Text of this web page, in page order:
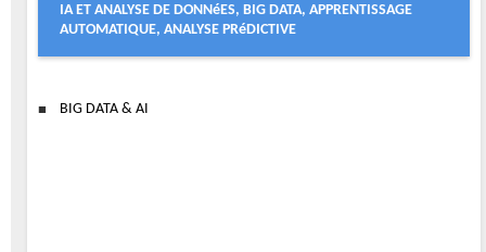
IA ET ANALYSE DE DONNéES, BIG DATA, APPRENTISSAGE
AUTOMATIQUE, ANALYSE PRéDICTIVE
BIG DATA & AI